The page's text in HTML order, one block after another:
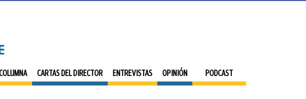
CARTAS DEL DIRECTOR ENTREVISTAS OPINIÓN PODCAST